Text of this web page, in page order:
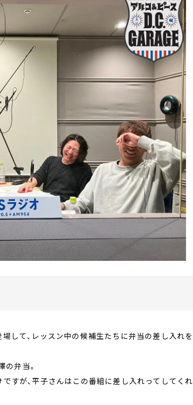
して、レッスン中の候補生たちに弁当の差し入れを
の弁当。
すが、平子さんはこの番組に差し入れってしてくれ